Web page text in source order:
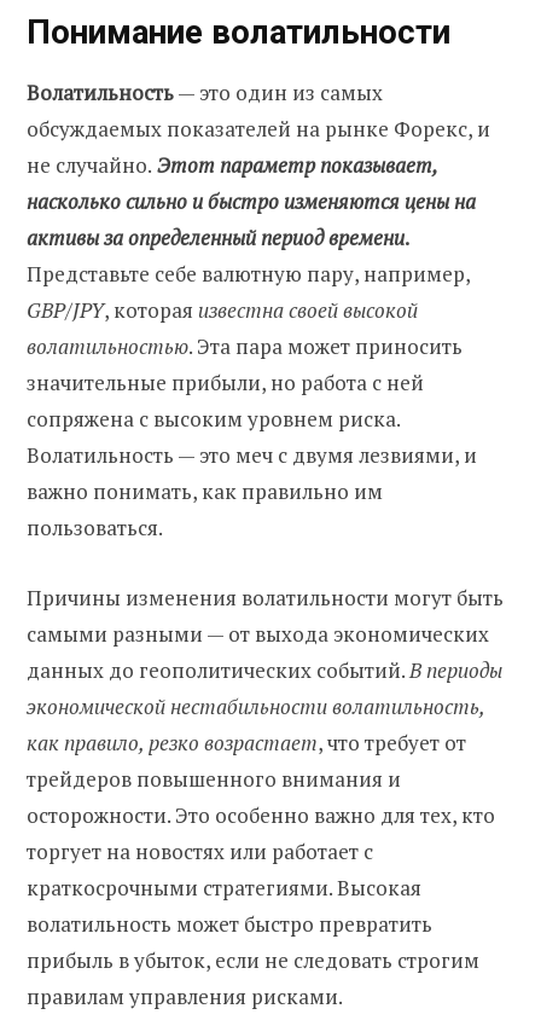
Понимание волатильности
Волатильность— это один из самых
обсуждаемых показателей на рынке Форекс, и
не случайно. Этот параметр показывает,
насколько сильно и быстро изменяются цены на
активы за определенный период времени.
Представьте себе валютную пару, например,
GBP/JPY, которая известна своей высокой
волатильностью. Эта пара может приносить
значительные прибыли, но работа с ней
сопряжена с высоким уровнем риска.
Волатильность — это меч с двумя лезвиями, и
важно понимать, как правильно им
пользоваться.
Причины изменения волатильности могут быть
самыми разными — от выхода экономических
данных до геополитических событий.В периоды
экономической нестабильности волатильность,
как правило, резко возрастает, что требует от
трейдеров повышенного внимания и
осторожности. Это особенно важно для тех, кто
торгует на новостях или работает с
краткосрочными стратегиями. Высокая
волатильность может быстро превратить
прибыль в убыток, если не следовать строгим
правилам управления рисками.